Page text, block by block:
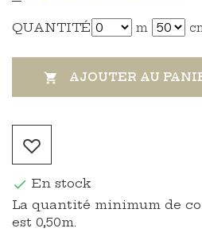
QUANTITÉ m
 AJOUTER AU
 En stock
La quantité minimum de
est 0,50m.